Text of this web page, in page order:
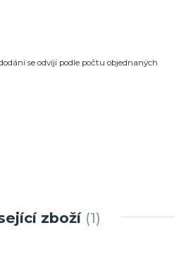
se odvíjí podle počtu objednaných
zboží 1